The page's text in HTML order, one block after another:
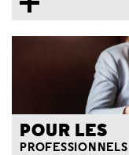
POUR LES
PROFESSIONNELS